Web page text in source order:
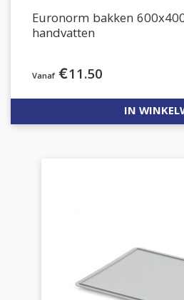
Euronorm bakken
handvatten
€11.50
IN